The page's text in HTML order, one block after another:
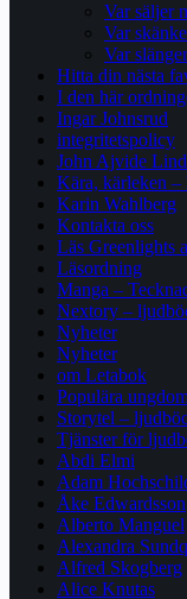
Var säljer
Var
Var
Hitta din nästa
I den här
Ingar Johnsrud
integritetspolicy
John Ajvide
Kära, kärleken
Karin Wahlberg
Kontakta oss
Läs Greenlights
Läsordning
Manga –
Nextory –
Nyheter
Nyheter
om Letabok
Populära
Storytel –
Tjänster för
Abdi Elmi
Adam
Åke Edwardsson
Alberto Manguel
Alexandra
Alfred Skogberg
Alice Knutas